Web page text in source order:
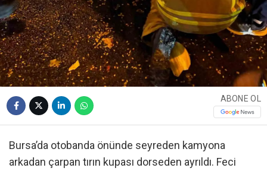
ABONE OL
Bursa’da otobanda önünde seyreden kamyona
arkadan çarpan tırın kupası dorseden ayrıldı. Feci